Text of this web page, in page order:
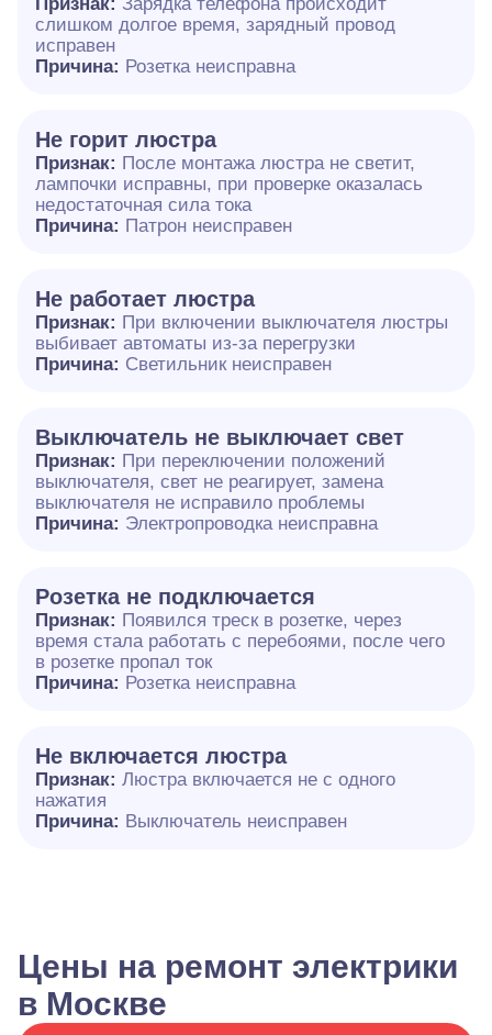
слишком долгое время, зарядный провод
исправен
Причина: Розетка неисправна
Не горит люстра
Признак: После монтажа люстра не светит,
лампочки исправны, при проверке оказалась
недостаточная сила тока
Причина: Патрон неисправен
Не работает люстра
Признак: При включении выключателя люстры
выбивает автоматы из-за перегрузки
Причина: Светильник неисправен
Выключатель не выключает свет
Признак: При переключении положений
выключателя, свет не реагирует, замена
выключателя не исправило проблемы
Причина: Электропроводка неисправна
Розетка не подключается
Признак: Появился треск в розетке, через
время стала работать с перебоями, после чего
в розетке пропал ток
Причина: Розетка неисправна
Не включается люстра
Признак: Люстра включается не с одного
нажатия
Причина: Выключатель неисправен
Цены на ремонт электрики
в Москве